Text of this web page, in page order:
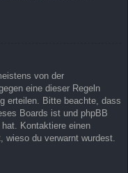
von der
eine dieser Regeln
erteilen. Bitte beachte, dass
Boards ist und phpBB
Kontaktiere einen
wieso du verwarnt wurdest.